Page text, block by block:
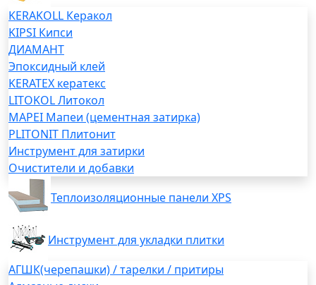
KERAKOLL Керакол
KIPSI Кипси
ДИАМАНТ
Эпоксидный клей
KERATEX кератекс
LITOKOL Литокол
MAPEI Мапеи (цементная затирка)
PLITONIT Плитонит
Инструмент для затирки
Очистители и добавки
Теплоизоляционные панели XPS
Инструмент для укладки плитки
АГШК(черепашки) / тарелки / притиры